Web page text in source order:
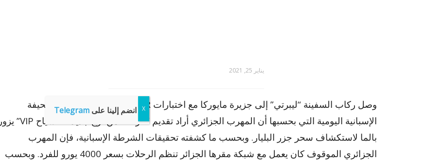
يناير 25, 2021
وصل ركاب السفينة “ليبرتي” إلى جزيرة مايوركا مع اختبارات PCR سلبية، تخبرنا نفس الصحيفة
الإسبانية اليومية التي بحسبها أن المهرب الجزائري أراد تقديم “حراقة” من نوع جديد كـ “سياح VIP” يزور
بالما لاستكشاف سحر جزر البليار. وبحسب ما كشفته تحقيقات الشرطة الإسبانية، فإن المهرب
الجزائري الموقوف كان يعمل مع شبكة مقرها الجزائر تنظم الرحلات بسعر 4000 يورو للفرد. وبحسب
انضم إلينا على Telegram